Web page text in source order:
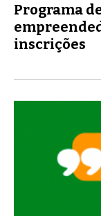
Programa
inscrições